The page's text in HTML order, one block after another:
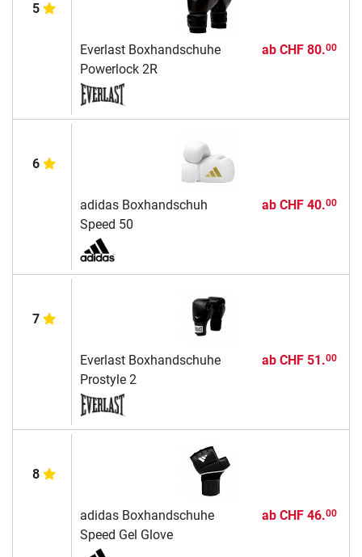
5
Everlast Boxhandschuhe
Powerlock 2R
ab CHF 80.00
6
adidas Boxhandschuh
Speed 50
ab CHF 40.00
7
Everlast Boxhandschuhe
Prostyle 2
ab CHF 51.00
8
adidas Boxhandschuhe
Speed Gel Glove
ab CHF 46.00